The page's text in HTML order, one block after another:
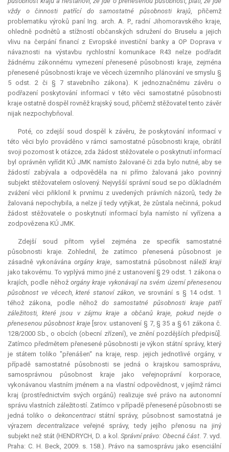
vždy o činnosti patřící do samostatné působnosti krajů, přičemž
problematiku výroků paní Ing. arch. A. P., radní Jihomoravského kraje,
ohledně podnětů a stížností občanských sdružení do Bruselu a jejich
vlivu na čerpání financí z Evropské investiční banky a OP Doprava v
návaznosti na výstavbu rychlostní komunikace R43 nelze podřadit
žádnému zákonnému vymezení přenesené působnosti kraje, zejména
přenesené působnosti kraje ve věcech územního plánování ve smyslu §
5 odst. 2 či § 7 stavebního zákona). K jednoznačnému závěru o
podřazení poskytování informací v této věci samostatné působnosti
kraje ostatně dospěl rovněž krajský soud, přičemž stěžovatel tento závěr
nijak nezpochybňoval.
Poté, co zdejší soud dospěl k závěru, že poskytování informací v
této věci bylo prováděno v rámci samostatné působnosti kraje, obrátil
svoji pozornost k otázce, zda žádost stěžovatele o poskytnutí informací
byl oprávněn vyřídit KÚ JMK namísto žalované či zda bylo nutné, aby se
žádostí zabývala a odpověděla na ni přímo žalovaná jako povinný
subjekt stěžovatelem oslovený. Nejvyšší správní soud se po důkladném
zvážení věci přiklonil k prvnímu z uvedených právních názorů, tedy že
žalovaná nepochybila, a nelze jí tedy vytýkat, že zůstala nečinná, pokud
žádost stěžovatele o poskytnutí informací byla namísto ní vyřízena a
zodpovězena KÚ JMK.
Zdejší soud přitom vyšel zejména ze specifik samostatné
působnosti kraje. Zohlednil, že zatímco přenesená působnost je
zásadně vykonávánaorgány kraje, samostatná působnost náležíkraji
jako takovému. To vyplývá mimo jiné z ustanovení § 29 odst. 1 zákona o
krajích, podle něhož orgány kraje vykonávají na svém území přenesenou
působnost ve věcech, které stanoví zákon, ve srovnání s § 14 odst. 1
téhož zákona, podle něhož do samostatné působnosti kraje patří
záležitosti, které jsou v zájmu kraje a občanů kraje, pokud nejde o
přenesenou působnost kraje[srov. ustanovení § 7, § 35 a § 61 zákona č.
128/2000 Sb., o obcích (obecní zřízení), ve znění pozdějších předpisů].
Zatímco předmětem přenesené působnosti je výkon státní správy, který
je státem toliko "přenášen“ na kraje, resp. jejich jednotlivé orgány, v
případě samostatné působnosti se jedná o krajskou samosprávu,
samosprávnou působnost kraje jako veřejnoprávní
korporace,
vykonávanou vlastním jménem a na vlastní odpovědnost, v jejímž rámci
kraj (prostřednictvím svých orgánů) realizuje své právo na autonomní
správu vlastních záležitostí. Zatímco v případě přenesené působnosti se
jedná toliko o dekoncentracistátní správy, působnost samostatná je
výrazem decentralizaceveřejné správy, tedy jejího přenosu na jiný
subjekt než stát (HENDRYCH, D. a kol. Správní právo: Obecná část. 7. vyd.
Praha: C. H. Beck, 2009. s. 158.). Právo na samosprávu jako esenciální